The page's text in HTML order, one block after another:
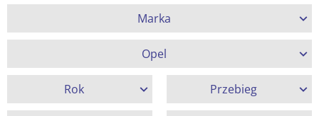
Marka
Opel
Rok Przebieg